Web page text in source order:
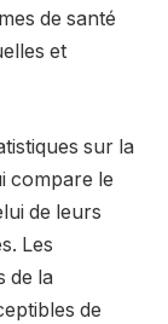
de santé
et
sur la
compare le
de leurs
Les
de la
de